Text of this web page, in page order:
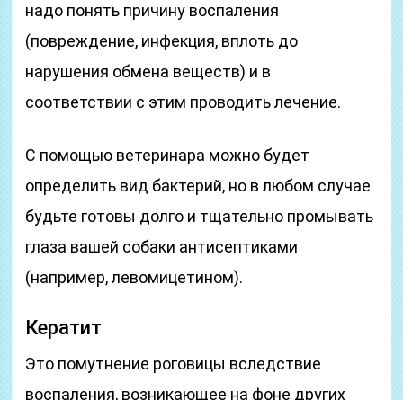
надо понять причину воспаления
(повреждение, инфекция, вплоть до
нарушения обмена веществ) и в
соответствии с этим проводить лечение.
С помощью ветеринара можно будет
определить вид бактерий, но в любом случае
будьте готовы долго и тщательно промывать
глаза вашей собаки антисептиками
(например, левомицетином).
Кератит
Это помутнение роговицы вследствие
воспаления, возникающее на фоне других